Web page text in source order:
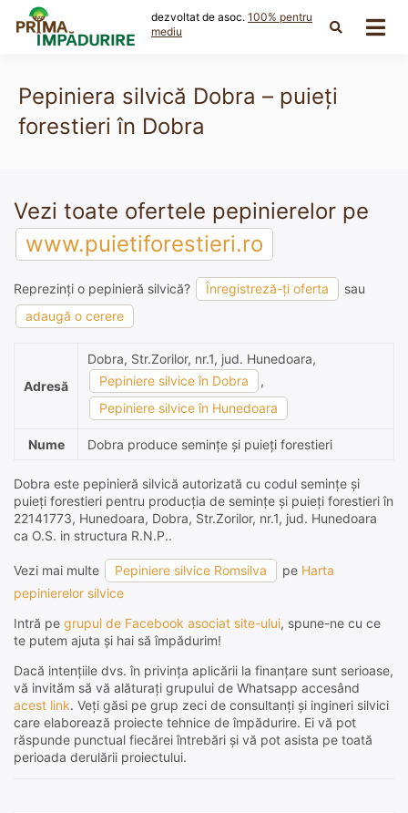
content
dezvoltat de asoc. 100% pentru
mediu
Pepiniera silvică Dobra – puieți
forestieri în Dobra
Vezi toate ofertele pepinierelor pe
www.puietiforestieri.ro
Reprezinți o pepinieră silvică? Înregistreză-ți oferta
sau
adaugă o cerere
Adresă
Dobra, Str.Zorilor, nr.1, jud. Hunedoara,
Pepiniere silvice în Dobra
,
Pepiniere silvice în Hunedoara
Nume Dobra produce semințe și puieți forestieri
Dobra este pepinieră silvică autorizată cu codul semințe și
puieți forestieri pentru producția de semințe și puieți forestieri în
22141773, Hunedoara, Dobra, Str.Zorilor, nr.1, jud. Hunedoara
ca O.S. in structura R.N.P..
Vezi mai multe Pepiniere silvice Romsilva pe Harta
pepinierelor silvice
Intră pe grupul de Facebook asociat site-ului, spune-ne cu ce
te putem ajuta și hai să împădurim!
Dacă intențiile dvs. în privința aplicării la finanțare sunt serioase,
vă invităm să vă alăturați grupului de Whatsapp accesând
acest link. Veți găsi pe grup zeci de consultanți și ingineri silvici
care elaborează proiecte tehnice de împădurire. Ei vă pot
răspunde punctual fiecărei întrebări și vă pot asista pe toată
perioada derulării proiectului.